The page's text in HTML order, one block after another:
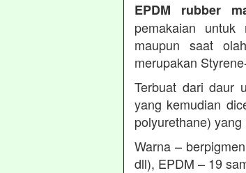
EPDM rubber
pemakaian
maupun saat
merupakan
Terbuat dari daur
yang kemudian
polyurethane)
Warna –
dll), EPDM – 19